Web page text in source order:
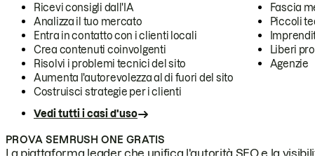
Ricevi consigli dall'IA
Analizza il tuo mercato
Entra in contatto con i clienti locali
Crea contenuti coinvolgenti
Risolvi i problemi tecnici del sito
Aumenta l'autorevolezza al di fuori del sito
Costruisci strategie per i clienti
Vedi tutti i casi d'uso
Fascia
Piccoli
Liberi
Agenzie
PROVA SEMRUSH ONE GRATIS
La piattaforma leader che unifica l'autorità SEO e la